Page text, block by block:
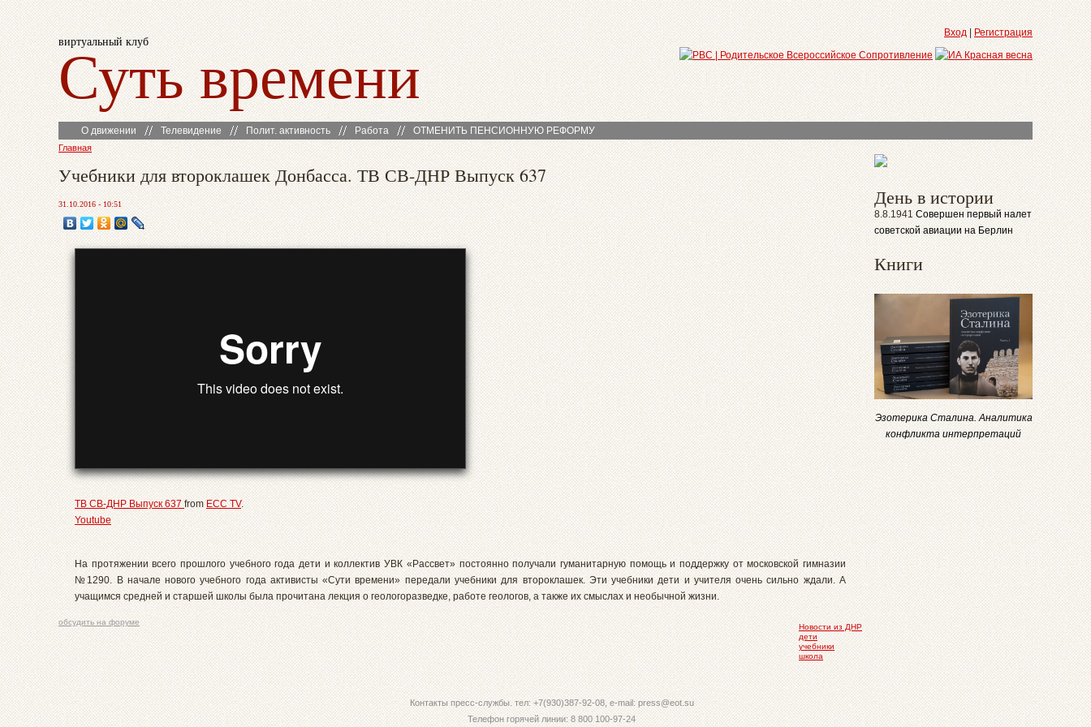
виртуальный клуб
Суть времени
Вход Регистрация
О движении Телевидение Полит. активность Работа ОТМЕНИТЬ ПЕНСИОННУЮ РЕФОРМУ
Главная
Учебники для второклашек Донбасса. ТВ СВ-ДНР Выпуск 637
31.10.2016 - 10:51
ТВ СВ-ДНР Выпуск 637 from ECC TV.
Youtube
На протяжении всего прошлого учебного года дети и коллектив УВК «Рассвет» постоянно получали гуманитарную помощь и поддержку от московской гимназии
№1290. В начале нового учебного года активисты «Сути времени» передали учебники для второклашек. Эти учебники дети и учителя очень сильно ждали. А
учащимся средней и старшей школы была прочитана лекция о геологоразведке, работе геологов, а также их смыслах и необычной жизни.
Новости из ДНР
дети
учебники
школа
обсудить на форуме
Контакты пресс-службы. тел: +7(930)387-92-08, e-mail: press@eot.su
Телефон горячей линии: 8 800 100-97-24
День в истории
8.8.1941 Совершен первый налет
советской авиации на Берлин
Книги
Эзотерика Сталина. Аналитика
конфликта интерпретаций